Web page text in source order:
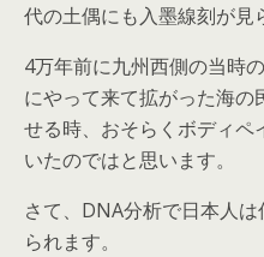
代の土偶にも入墨線刻が見
4万年前に九州西側の当時
にやって来て拡がった海
せる時、おそらくボディペ
いたのではと思います。
さて、DNA分析で日本人
られます。